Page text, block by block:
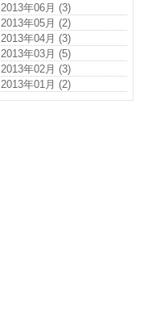
2013年06月 (3)
2013年05月 (2)
2013年04月 (3)
2013年03月 (5)
2013年02月 (3)
2013年01月 (2)